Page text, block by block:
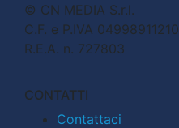
© CN MEDIA S.r.l.
C.F. e P.IVA 04998911210
R.E.A. n. 727803
CONTATTI
Contattaci